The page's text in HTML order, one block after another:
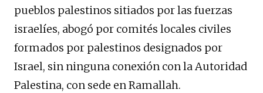
pueblos palestinos sitiados por las fuerzas
israelíes, abogó por comités locales civiles
formados por palestinos designados por
Israel, sin ninguna conexión con la Autoridad
Palestina, con sede en Ramallah.